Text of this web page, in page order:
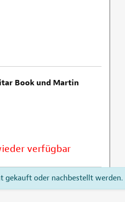
Book und Martin
verfügbar
gekauft oder nachbestellt werden.